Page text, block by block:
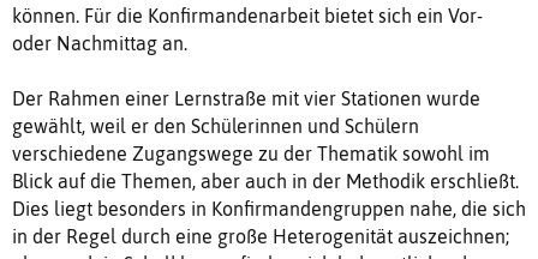
können. Für die Konfirmandenarbeit bietet sich ein Vor-
oder Nachmittag an.
Der Rahmen einer Lernstraße mit vier Stationen wurde
gewählt, weil er den Schülerinnen und Schülern
verschiedene Zugangswege zu der Thematik sowohl im
Blick auf die Themen, aber auch in der Methodik erschließt.
Dies liegt besonders in Konfirmandengruppen nahe, die sich
in der Regel durch eine große Heterogenität auszeichnen;